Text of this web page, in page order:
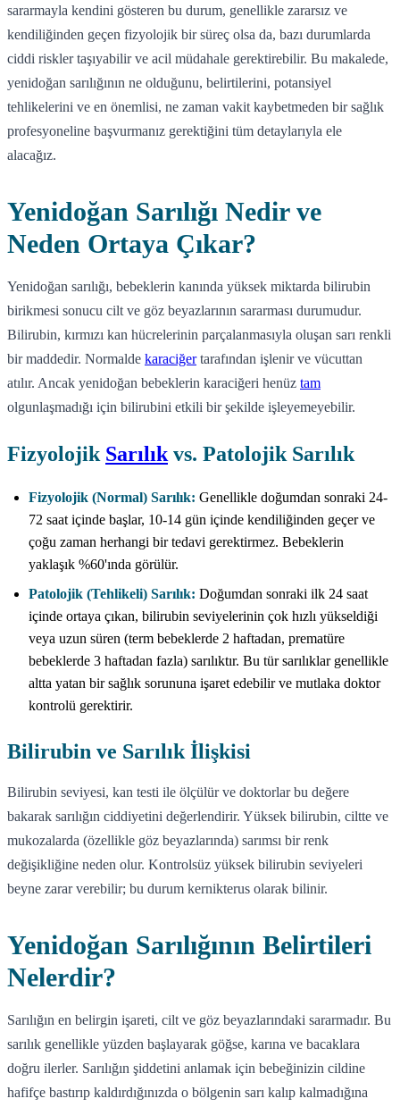
sararmayla kendini gösteren bu durum, genellikle zararsız ve
kendiliğinden geçen fizyolojik bir süreç olsa da, bazı durumlarda
ciddi riskler taşıyabilir ve acil müdahale gerektirebilir. Bu makalede,
yenidoğan sarılığının ne olduğunu, belirtilerini, potansiyel
tehlikelerini ve en önemlisi, ne zaman vakit kaybetmeden bir sağlık
profesyoneline başvurmanız gerektiğini tüm detaylarıyla ele
alacağız.
Yenidoğan Sarılığı Nedir ve
Neden Ortaya Çıkar?
Yenidoğan sarılığı, bebeklerin kanında yüksek miktarda bilirubin
birikmesi sonucu cilt ve göz beyazlarının sararması durumudur.
Bilirubin, kırmızı kan hücrelerinin parçalanmasıyla oluşan sarı renkli
bir maddedir. Normalde karaciğertarafından işlenir ve vücuttan
atılır. Ancak yenidoğan bebeklerin karaciğeri henüz tam
olgunlaşmadığı için bilirubini etkili bir şekilde işleyemeyebilir.
Fizyolojik Sarılık vs. Patolojik Sarılık
Fizyolojik (Normal) Sarılık: Genellikle doğumdan sonraki 24-
72 saat içinde başlar, 10-14 gün içinde kendiliğinden geçer ve
çoğu zaman herhangi bir tedavi gerektirmez. Bebeklerin
yaklaşık %60'ında görülür.
Patolojik (Tehlikeli) Sarılık: Doğumdan sonraki ilk 24 saat
içinde ortaya çıkan, bilirubin seviyelerinin çok hızlı yükseldiği
veya uzun süren (term bebeklerde 2 haftadan, prematüre
bebeklerde 3 haftadan fazla) sarılıktır. Bu tür sarılıklar genellikle
altta yatan bir sağlık sorununa işaret edebilir ve mutlaka doktor
kontrolü gerektirir.
Bilirubin ve Sarılık İlişkisi
Bilirubin seviyesi, kan testi ile ölçülür ve doktorlar bu değere
bakarak sarılığın ciddiyetini değerlendirir. Yüksek bilirubin, ciltte ve
mukozalarda (özellikle göz beyazlarında) sarımsı bir renk
değişikliğine neden olur. Kontrolsüz yüksek bilirubin seviyeleri
beyne zarar verebilir; bu durum kernikterus olarak bilinir.
Yenidoğan Sarılığının Belirtileri
Nelerdir?
Sarılığın en belirgin işareti, cilt ve göz beyazlarındaki sararmadır. Bu
sarılık genellikle yüzden başlayarak göğse, karına ve bacaklara
doğru ilerler. Sarılığın şiddetini anlamak için bebeğinizin cildine
hafifçe bastırıp kaldırdığınızda o bölgenin sarı kalıp kalmadığına